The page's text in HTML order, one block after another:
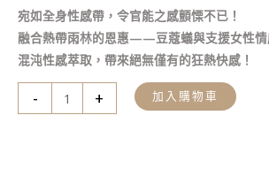
宛如全身性感帶，令官能之感顫慄不已！
融合熱帶雨林的恩惠——豆蔻蟻與支援女性情
混沌性感萃取，帶來絕無僅有的狂熱快感！
- + 加入購物車